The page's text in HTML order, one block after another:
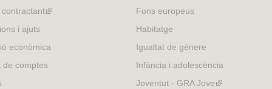
contractant(link
i ajuts
econòmica
de comptes
Fons europeus
Habitatge
Igualtat de gènere
Infància i adolescència
Joventut - GRA Jove(link